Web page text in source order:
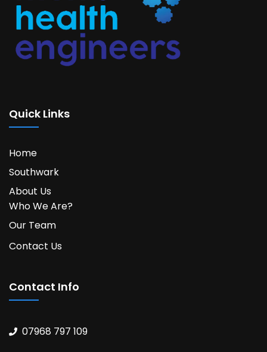
Quick Links
Home
Southwark
About Us
Who We Are?
Our Team
Contact Us
Contact Info
07968 797 109